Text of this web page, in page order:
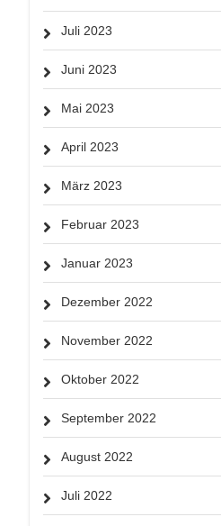
Juli 2023
Juni 2023
Mai 2023
April 2023
März 2023
Februar 2023
Januar 2023
Dezember 2022
November 2022
Oktober 2022
September 2022
August 2022
Juli 2022